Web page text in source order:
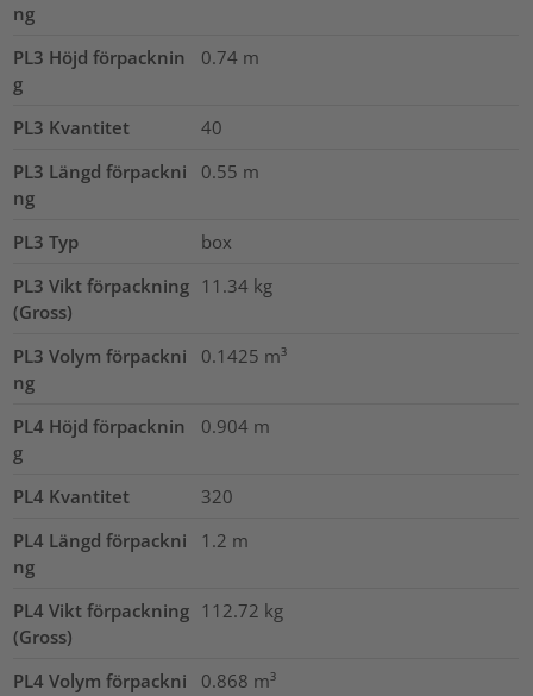
ng
PL3 Höjd förpacknin
g
0.74 m
PL3 Kvantitet
40
PL3 Längd förpackni
ng
0.55 m
PL3 Typ
box
PL3 Vikt förpackning
(Gross)
11.34 kg
PL3 Volym förpackni
ng
0.1425 m³
PL4 Höjd förpacknin
g
0.904 m
PL4 Kvantitet
320
PL4 Längd förpackni
ng
1.2 m
PL4 Vikt förpackning
(Gross)
112.72 kg
PL4 Volym förpackni
0.868 m³